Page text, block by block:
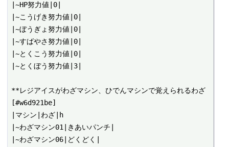
|~HP努力値|0|
|~こうげき努力値|0|
|~ぼうぎょ努力値|0|
|~すばやさ努力値|0|
|~とくこう努力値|0|
|~とくぼう努力値|3|
**レジアイスがわざマシン、ひでんマシンで覚えられるわざ
[#w6d921be]
|マシン|わざ|h
|~わざマシン01|きあいパンチ|
|~わざマシン06|どくどく|